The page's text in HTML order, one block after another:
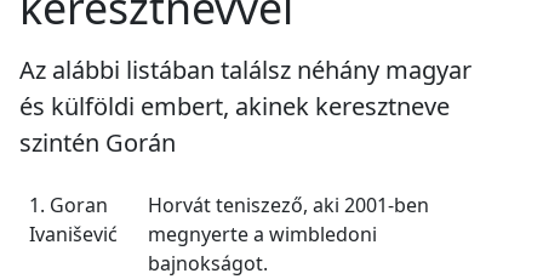
Az alábbi listában találsz néhány magyar
és külföldi embert, akinek keresztneve
szintén Gorán
1. Goran
Ivanišević
Horvát teniszező, aki 2001-ben
megnyerte a wimbledoni
bajnokságot.